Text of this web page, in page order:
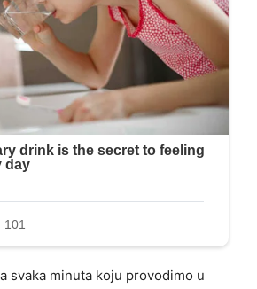
svaka minuta koju provodimo u